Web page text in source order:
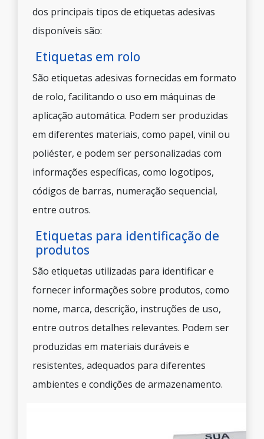
dos principais tipos de etiquetas adesivas
disponíveis são:
Etiquetas em rolo
São etiquetas adesivas fornecidas em formato
de rolo, facilitando o uso em máquinas de
aplicação automática. Podem ser produzidas
em diferentes materiais, como papel, vinil ou
poliéster, e podem ser personalizadas com
informações específicas, como logotipos,
códigos de barras, numeração sequencial,
entre outros.
Etiquetas para identificação de
produtos
São etiquetas utilizadas para identificar e
fornecer informações sobre produtos, como
nome, marca, descrição, instruções de uso,
entre outros detalhes relevantes. Podem ser
produzidas em materiais duráveis e
resistentes, adequados para diferentes
ambientes e condições de armazenamento.